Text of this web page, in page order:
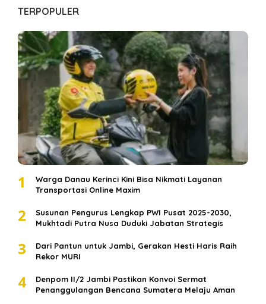
TERPOPULER
1
Warga Danau Kerinci Kini Bisa Nikmati Layanan
Transportasi Online Maxim
2
Susunan Pengurus Lengkap PWI Pusat 2025-2030,
Mukhtadi Putra Nusa Duduki Jabatan Strategis
3
Dari Pantun untuk Jambi, Gerakan Hesti Haris Raih
Rekor MURI
4
Denpom II/2 Jambi Pastikan Konvoi Sermat
Penanggulangan Bencana Sumatera Melaju Aman